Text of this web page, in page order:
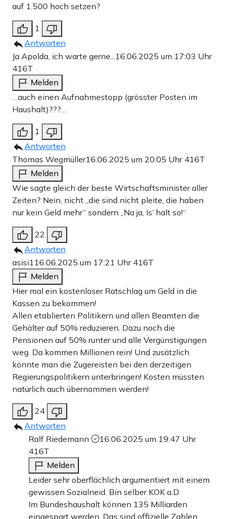
auf 1.500 hoch setzen?
1
Antworten
Ja Apolda, ich warte gerne... 16.06.2025 um 17:03 Uhr
416T
Melden
…auch einen Aufnahmestopp (grösster Posten im
Haushalt)???…
1
Antworten
Thomas Wegmüller16.06.2025 um 20:05 Uhr 416T
Melden
Wie sagte gleich der beste Wirtschaftsminister aller
Zeiten? Nein, nicht „die sind nicht pleite, die haben
nur kein Geld mehr“ sondern „Na ja, Is‘ halt so!“
22
Antworten
asisi1 16.06.2025 um 17:21 Uhr 416T
Melden
Hier mal ein kostenloser Ratschlag um Geld in die
Kassen zu bekommen!
Allen etablierten Politikern und allen Beamten die
Gehälter auf 50% reduzieren. Dazu noch die
Pensionen auf 50% runter und alle Vergünstigungen
weg. Da kommen Millionen rein! Und zusätzlich
könnte man die Zugereisten bei den derzeitigen
Regierungspolitikern unterbringen! Kosten müssten
natürlich auch übernommen werden!
24
Antworten
Ralf Riedemann
16.06.2025 um 19:47 Uhr
416T
Melden
Leider sehr oberflächlich argumentiert mit einem
gewissen Sozialneid. Bin selber KOK a.D.
Im Bundeshaushalt können 135 Milliarden
eingespart werden. Das sind offizielle Zahlen.